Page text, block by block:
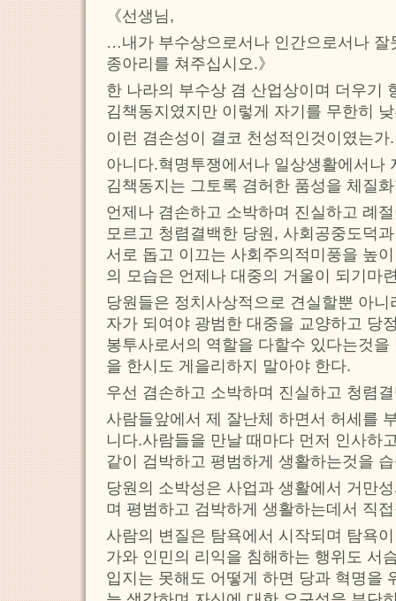
《선생님,
…내가 부수상으로서나 인간으로서나 잘
종아리를 쳐주십시오.》
한 나라의 부수상 겸 산업상이며 더우기
김책동지였지만 이렇게 자기를 무한히
이런 겸손성이 결코 천성적인것이였는가.
아니다.혁명투쟁에서나 일상생활에서나
김책동지는 그토록 겸허한 품성을 체질
언제나 겸손하고 소박하며 진실하고 례
모르고 청렴결백한 당원, 사회공중도덕
서로 돕고 이끄는 사회주의적미풍을 높
의 모습은 언제나 대중의 거울이 되기마
당원들은 정치사상적으로 견실할뿐 아
자가 되여야 광범한 대중을 교양하고 당
봉투사로서의 역할을 다할수 있다는것
을 한시도 게을리하지 말아야 한다.
우선 겸손하고 소박하며 진실하고 청렴
사람들앞에서 제 잘난체 하면서 허세를
니다.사람들을 만날 때마다 먼저 인사하
같이 검박하고 평범하게 생활하는것을
당원의 소박성은 사업과 생활에서 거만
며 평범하고 검박하게 생활하는데서 직
사람의 변질은 탐욕에서 시작되며 탐욕
가와 인민의 리익을 침해하는 행위도 서
입지는 못해도 어떻게 하면 당과 혁명을